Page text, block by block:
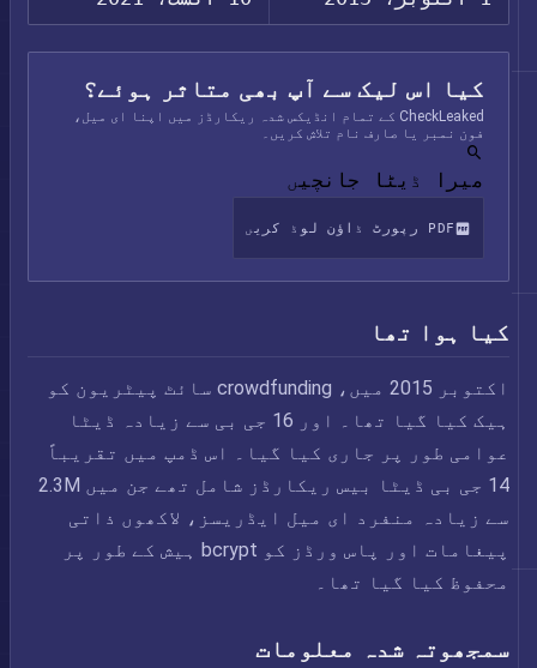
کیا اس لیک سے آپ بھی متاثر ہوئے؟
CheckLeaked کے تمام انڈیکس شدہ ریکارڈز میں اپنا ای میل،
فون نمبر یا صارف نام تلاش کریں۔
میرا ڈیٹا جانچیں
PDF رپورٹ ڈاؤن لوڈ کریں
کیا ہوا تھا
اکتوبر 2015 میں، crowdfunding سائٹ پیٹریون کو
ہیک کیا گیا تھا۔ اور 16 جی بی سے زیادہ ڈیٹا
عوامی طور پر جاری کیا گیا۔ اس ڈمپ میں تقریباً
14 جی بی ڈیٹا بیس ریکارڈز شامل تھے جن میں 2.3M
سے زیادہ منفرد ای میل ایڈریسز، لاکھوں ذاتی
پیغامات اور پاس ورڈز کو bcrypt ہیش کے طور پر
محفوظ کیا گیا تھا۔
سمجھوتہ شدہ معلومات